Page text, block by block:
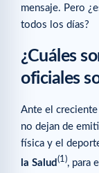
mensaje. Pero
todos los días?
¿Cuáles
oficiales
Ante el creciente
no dejan de
física y el
la Salud (1), para